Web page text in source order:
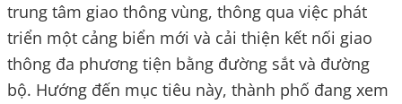
trung tâm giao thông vùng, thông qua việc phát
triển một cảng biển mới và cải thiện kết nối giao
thông đa phương tiện bằng đường sắt và đường
bộ. Hướng đến mục tiêu này, thành phố đang xem